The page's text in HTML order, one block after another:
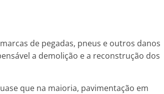
de pegadas, pneus e outros danos
a demolição e a reconstrução dos
que na maioria, pavimentação em